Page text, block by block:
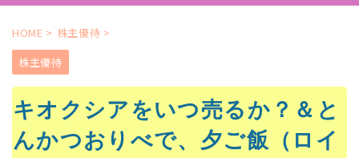
HOME > 株主優待 >
株主優待
キオクシアをいつ売るか？＆と
んかつおりべで、夕ご飯（ロイ